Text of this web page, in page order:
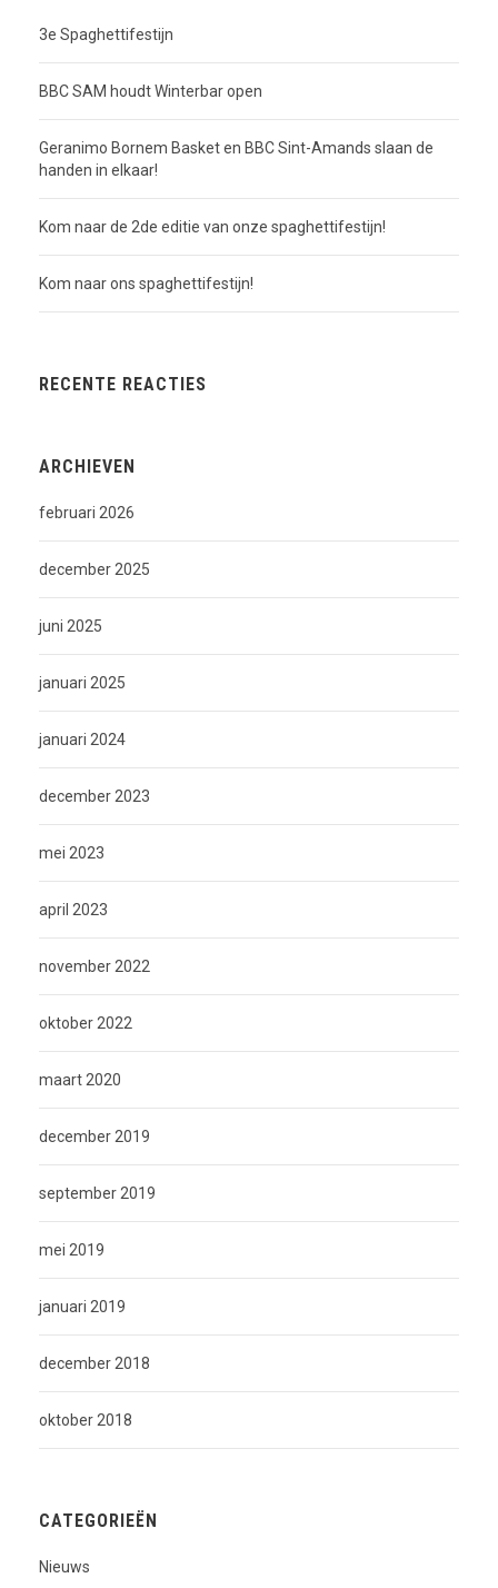
3e Spaghettifestijn
BBC SAM houdt Winterbar open
Geranimo Bornem Basket en BBC Sint-Amands slaan de
handen in elkaar!
Kom naar de 2de editie van onze spaghettifestijn!
Kom naar ons spaghettifestijn!
RECENTE REACTIES
ARCHIEVEN
februari 2026
december 2025
juni 2025
januari 2025
januari 2024
december 2023
mei 2023
april 2023
november 2022
oktober 2022
maart 2020
december 2019
september 2019
mei 2019
januari 2019
december 2018
oktober 2018
CATEGORIEËN
Nieuws